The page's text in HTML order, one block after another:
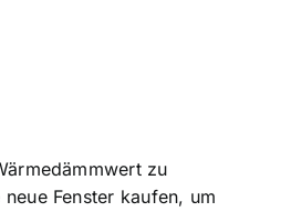
zu
Fenster kaufen, um